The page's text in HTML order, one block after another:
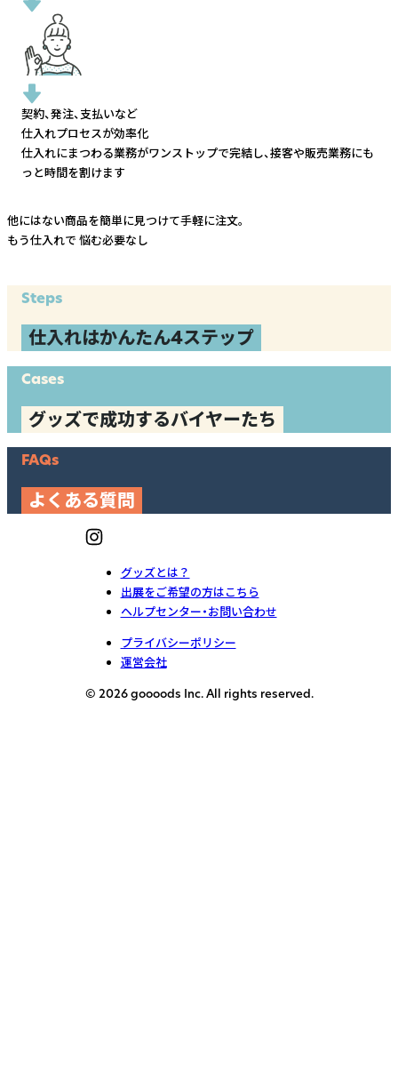
契約、発注、支払いなど
仕入れプロセスが効率化
仕入れにまつわる業務がワンストップで完結し、接客や販売業務にも
っと時間を割けます
他にはない商品を簡単に見つけて手軽に注文。
もう仕入れで 悩む必要なし
Steps
仕入れはかんたん4ステップ
Cases
グッズで成功するバイヤーたち
FAQs
よくある質問
グッズとは？
出展をご希望の方はこちら
ヘルプセンター・お問い合わせ
プライバシーポリシー
運営会社
© 2026 goooods Inc. All rights reserved.